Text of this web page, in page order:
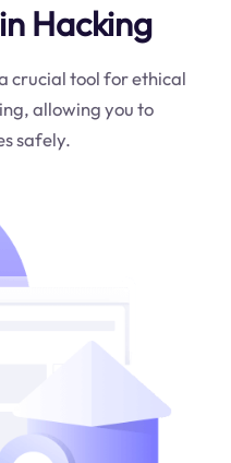
Hacking
crucial tool for ethical
allowing you to
safely.